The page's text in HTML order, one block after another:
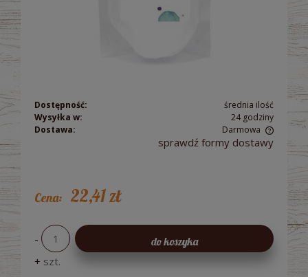
Dostępność:
średnia ilość
Wysyłka w:
24 godziny
Dostawa:
Darmowa
Cena nie zawiera ewentualnych kosztów płatności
sprawdź formy dostawy
Cena: 22,41 zł
-
+ szt.
do koszyka